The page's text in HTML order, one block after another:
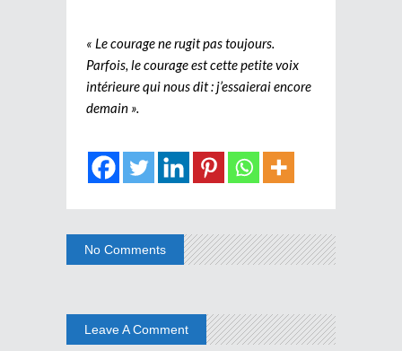
« Le courage ne rugit pas toujours.
Parfois, le courage est cette petite voix
intérieure qui nous dit : j’essaierai encore
demain ».
No Comments
Leave A Comment